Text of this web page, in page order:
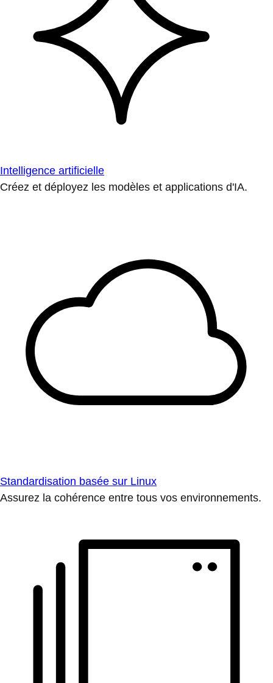
Intelligence artificielle
Créez et déployez les modèles et applications d'IA.
Standardisation basée sur Linux
Assurez la cohérence entre tous vos environnements.